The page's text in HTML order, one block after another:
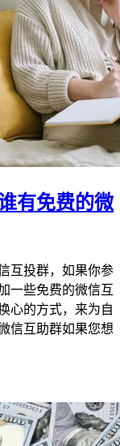
有免费的微
互投群，如果你参
一些免费的微信互
心的方式，来为自
信互助群如果您想